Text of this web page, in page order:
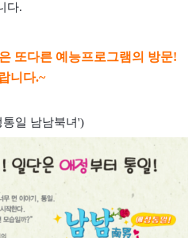
다.
또다른 예능프로그램의 방문!
니다.~
일 남남북녀')